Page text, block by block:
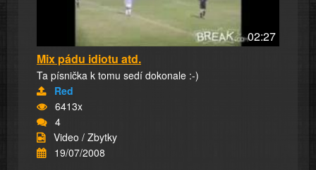
02:27
Mix pádu idiotu atd.
Ta písnička k tomu sedí dokonale :-)
Red
6413x
4
Video / Zbytky
19/07/2008